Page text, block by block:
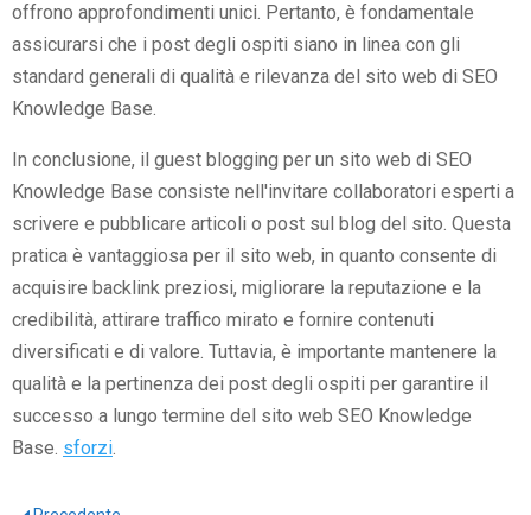
offrono approfondimenti unici. Pertanto, è fondamentale
assicurarsi che i post degli ospiti siano in linea con gli
standard generali di qualità e rilevanza del sito web di SEO
Knowledge Base.
In conclusione, il guest blogging per un sito web di SEO
Knowledge Base consiste nell'invitare collaboratori esperti a
scrivere e pubblicare articoli o post sul blog del sito. Questa
pratica è vantaggiosa per il sito web, in quanto consente di
acquisire backlink preziosi, migliorare la reputazione e la
credibilità, attirare traffico mirato e fornire contenuti
diversificati e di valore. Tuttavia, è importante mantenere la
qualità e la pertinenza dei post degli ospiti per garantire il
successo a lungo termine del sito web SEO Knowledge
Base. sforzi.